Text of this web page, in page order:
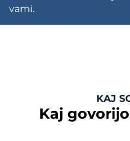
vami.
KAJ
Kaj